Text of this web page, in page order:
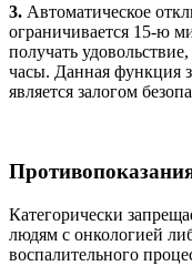
3. Автоматическое
ограничивается 15-ю
получать
часы. Данная функция
является залогом
Категорически
людям с онкологией
воспалительного